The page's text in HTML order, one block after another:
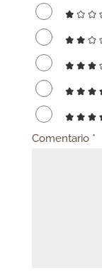
Comentario *